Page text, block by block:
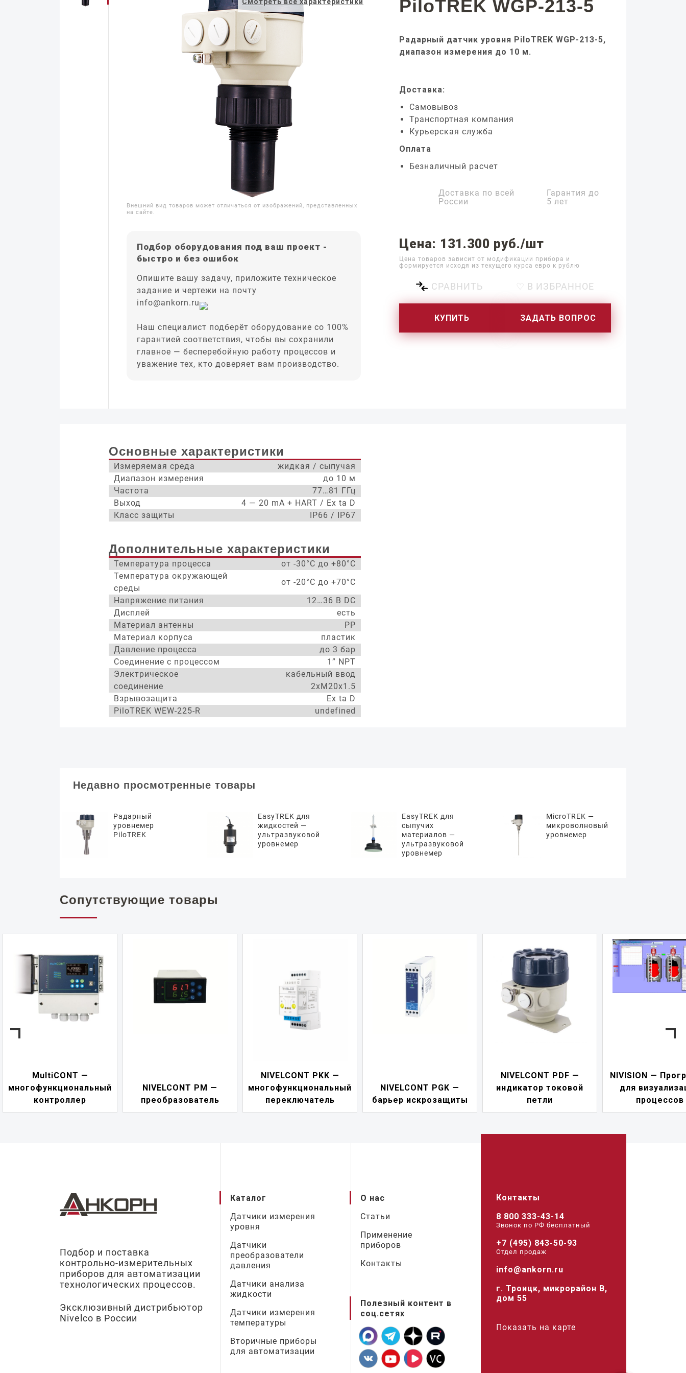
Внешний вид товаров может отличаться от изображений, представленных
на сайте.
Подбор оборудования под ваш проект -
быстро и без ошибок
Опишите вашу задачу, приложите техническое
задание и чертежи на почту
info@ankorn.ru
Наш специалист подберёт оборудование со 100%
гарантией соответствия, чтобы вы сохранили
главное — бесперебойную работу процессов и
уважение тех, кто доверяет вам производство.
PiloTREK WGP-213-5
Радарный датчик уровня PiloTREK WGP-213-5,
диапазон измерения до 10 м.
Доставка:
Самовывоз
Транспортная компания
Курьерская служба
Оплата
Безналичный расчет
Доставка по всей
России
Гарантия до
5 лет
Цена: 131.300 руб./шт
Цена товаров зависит от модификации прибора и
формируется исходя из текущего курса евро к рублю
СРАВНИТЬ ♡ В ИЗБРАННОЕ
КУПИТЬ ЗАДАТЬ ВОПРОС
Основные характеристики
Измеряемая среда
жидкая / сыпучая
Диапазон измерения
до 10 м
Частота
77…81 ГГц
Выход
4 — 20 mA + HART / Ex ta D
Класс защиты
IP66 / IP67
Дополнительные характеристики
Температура процесса
от -30°С до +80°С
Температура окружающей
среды
от -20°С до +70°С
Напряжение питания
12…36 В DC
Дисплей
есть
Материал антенны
PP
Материал корпуса
пластик
Давление процесса
до 3 бар
Соединение с процессом
1” NPT
Электрическое
соединение
кабельный ввод
2xM20x1.5
Взрывозащита
Ex ta D
PiloTREK WEW-225-R
undefined
Недавно просмотренные товары
Радарный
уровнемер
PiloTREK
EasyTREK для
жидкостей —
ультразвуковой
уровнемер
EasyTREK для
сыпучих
материалов —
ультразвуковой
уровнемер
MicroTREK —
микроволновый
уровнемер
Сопутствующие товары
NIVELCONT PM —
преобразователь
многофункциональный
переключатель
NIVELCONT PGK —
барьер искрозащиты
индикатор токовой
петли
NIVISION — Программа
для визуализации
процессов
NIPOWER —
питания
Подбор и поставка
контрольно-измерительных
приборов для автоматизации
технологических процессов.
Эксклюзивный дистрибьютор
Nivelco в России
Каталог
Датчики измерения
уровня
Датчики
преобразователи
давления
Датчики анализа
жидкости
Датчики измерения
температуры
Вторичные приборы
для автоматизации
О нас
Статьи
Применение
приборов
Контакты
Полезный контент в
соц.сетях
Контакты
8 800 333-43-14
Звонок по РФ беcплатный
+7 (495) 843-50-93
Отдел продаж
info@ankorn.ru
г. Троицк, микрорайон В,
дом 55
Показать на карте